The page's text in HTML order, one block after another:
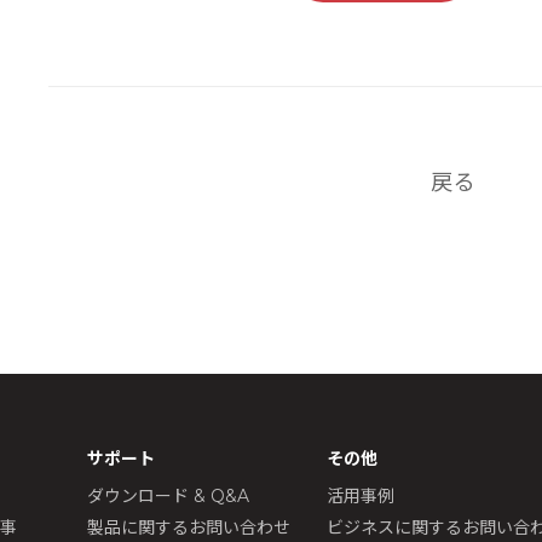
戻る
サポート
ダウンロード & Q&A
製品に関するお問い合わせ
その他
活用事例
ビジネスに関するお問い合